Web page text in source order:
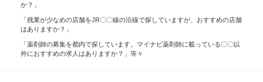
か？」
「残業が少なめの店舗をJR〇〇線の沿線で探していますが、おすすめの店舗
はありますか？」
「薬剤師の募集を都内で探しています。マイナビ薬剤師に載っている〇〇以
外におすすめの求人はありますか？」等々